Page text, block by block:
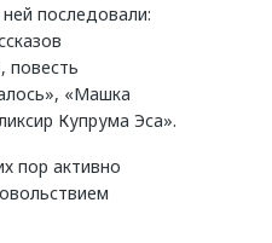
последовали:
повесть
«Машка
Купрума Эса».
пор активно